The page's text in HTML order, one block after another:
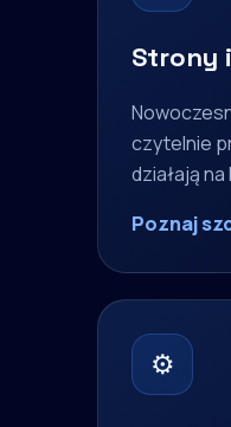
Strony
czytelnie
działają
Poznaj
⚙